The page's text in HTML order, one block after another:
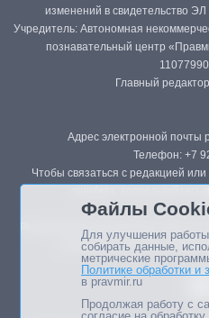
изменений в свидетельство
Учредитель: Автономная
познавательный центр
Главный
Адрес электронной почты
Телефон: +7
Чтобы связаться с редакцией
Републикация материалов сайта в
возможна только с
Файлы
Для улучшения
собирать данные,
метрические
Политике обработки
в pravmir.ru
Продолжая работу с